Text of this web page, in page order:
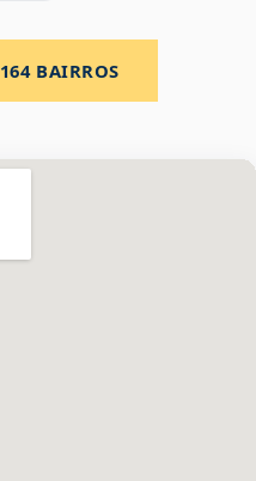
164BAIRROS